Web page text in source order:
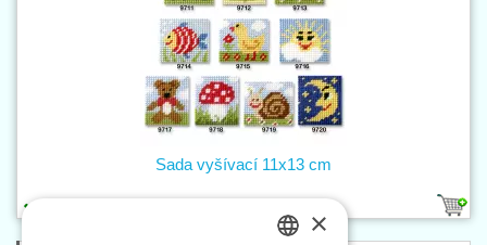
Sada vyšívací 11x13 cm
×